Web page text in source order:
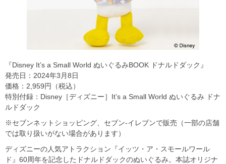
『Disney It’s a Small World ぬいぐるみBOOK ドナルドダック』
発売日：2024年3月8日
価格：2,959円（税込）
特別付録：Disney［ディズニー］It’s a Small World ぬいぐるみ ドナ
ルドダック
※セブンネットショッピング、セブン‐イレブンで販売（一部の店舗
では取り扱いがない場合があります）
ディズニーの人気アトラクション『イッツ・ア・スモールワール
ド』60周年を記念したドナルドダックのぬいぐるみ。本誌オリジナ